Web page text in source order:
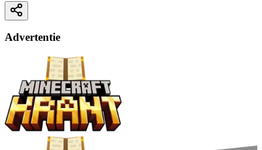
Advertentie